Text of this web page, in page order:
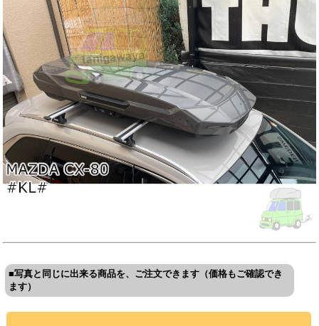
■写真と同じに出来る商品を、ご注文できます（価格もご確認でき
ます）